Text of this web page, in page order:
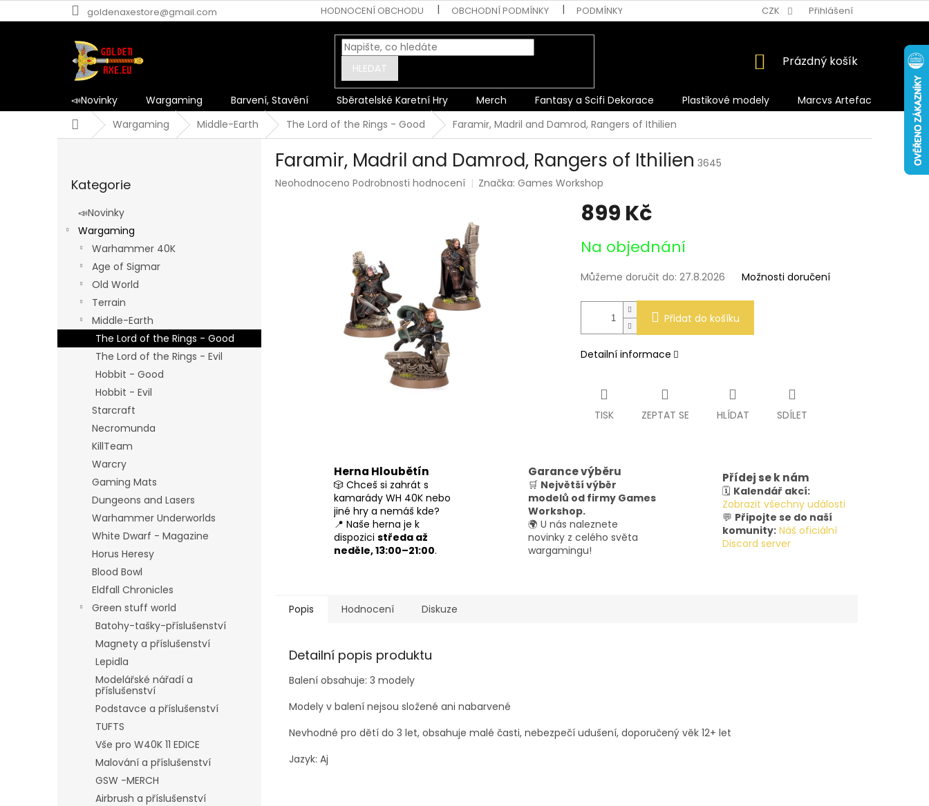
na
goldenaxestore@gmail.com HODNOCENÍ OBCHODU OBCHODNÍ PODMÍNKY PODMÍNKY OCHRANY OSOBNÍCH ÚDAJŮ CZK Přihlášení
HLEDAT
NÁKUPNÍ
Prázdný košík
📣Novinky Wargaming Barvení, Stavění Sběratelské Karetní Hry Merch Fantasy a Scifi Dekorace Plastikové modely
Marcvs Artefacts
DomůWargaming Middle-Earth The Lord of the Rings - Good Faramir, Madril and Damrod, Rangers of Ithilien
e
l
kategorie
Kategorie
📣Novinky
Wargaming
Warhammer 40K
Age of Sigmar
Old World
Terrain
Middle-Earth
The Lord of the Rings - Good
The Lord of the Rings - Evil
Hobbit - Good
Hobbit - Evil
Starcraft
Necromunda
KillTeam
Warcry
Gaming Mats
Dungeons and Lasers
Warhammer Underworlds
White Dwarf - Magazine
Horus Heresy
Blood Bowl
Eldfall Chronicles
Green stuff world
Batohy-tašky-příslušenství
Magnety a příslušenství
Lepidla
Modelářské nářadí a
příslušenství
Podstavce a příslušenství
TUFTS
Vše pro W40K 11 EDICE
Malování a příslušenství
GSW -MERCH
Airbrush a příslušenství
Faramir, Madril and Damrod, Rangers of Ithilien 3645
Průměrné
Neohodnoceno Podrobnosti hodnocení Značka:Games Workshop
899 Kč
cena:
Na objednání
Můžeme doručit do: 27.8.2026 Možnosti doručení
Přidat do košíku
Detailní informace
TISK ZEPTAT SE HLÍDAT SDÍLET
Herna Hloubětín
🎲 Chceš si zahrát s
kamarády WH 40K nebo
jiné hry a nemáš kde?
📍 Naše herna je k
dispozici středa až
neděle, 13:00–21:00.
Garance výběru
🛒 Největší výběr
modelů od firmy Games
Workshop.
🌍 U nás naleznete
novinky z celého světa
wargamingu!
Přídej se k nám
🗓️ Kalendář akcí:
Zobrazit všechny události
💬 Připojte se do naší
komunity: Náš oficiální
Discord server
Popis Hodnocení Diskuze
Detailní popis produktu
Balení obsahuje: 3 modely
Modely v balení nejsou složené ani nabarvené
Nevhodné pro dětí do 3 let, obsahuje malé časti, nebezpečí udušení, doporučený věk 12+ let
Jazyk: Aj